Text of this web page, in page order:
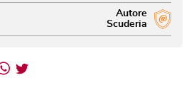
Autore
Scuderia
Whatsapp
Twitter